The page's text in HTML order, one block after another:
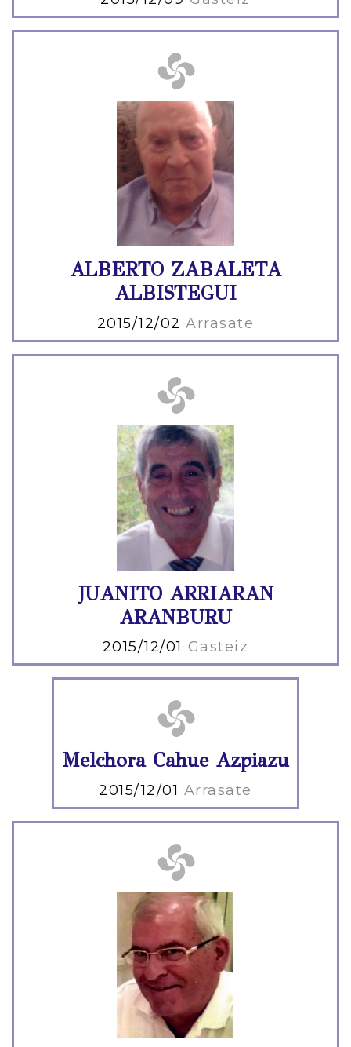
ALBERTO ZABALETA
ALBISTEGUI
2015/12/02 Arrasate
JUANITO ARRIARAN
ARANBURU
2015/12/01 Gasteiz
Melchora Cahue Azpiazu
2015/12/01 Arrasate